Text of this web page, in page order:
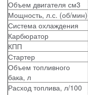
Объем двигателя см3
Мощность, л.с. (об/мин)
Система охлаждения
Карбюратор
КПП
Стартер
Объем топливного
бака, л
Расход топлива, л/100